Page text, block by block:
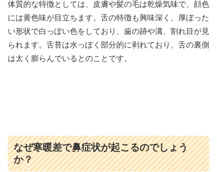
体質的な特徴としては、皮膚や髪の毛は乾燥気味で、顔色
には黄色味が目立ちます。舌の特徴も興味深く、厚ぼった
い形状で白っぽい色をしており、歯の跡や溝、割れ目が見
られます。舌苔は水っぽく部分的に剥れており、舌の裏側
は太く膨らんでいるとのことです。
なぜ寒暖差で鼻症状が起こるのでしょう
か？